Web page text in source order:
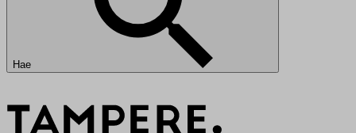
Hae